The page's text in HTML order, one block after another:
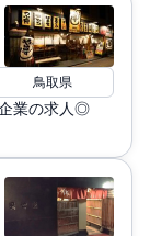
鳥取県
業の求人◎